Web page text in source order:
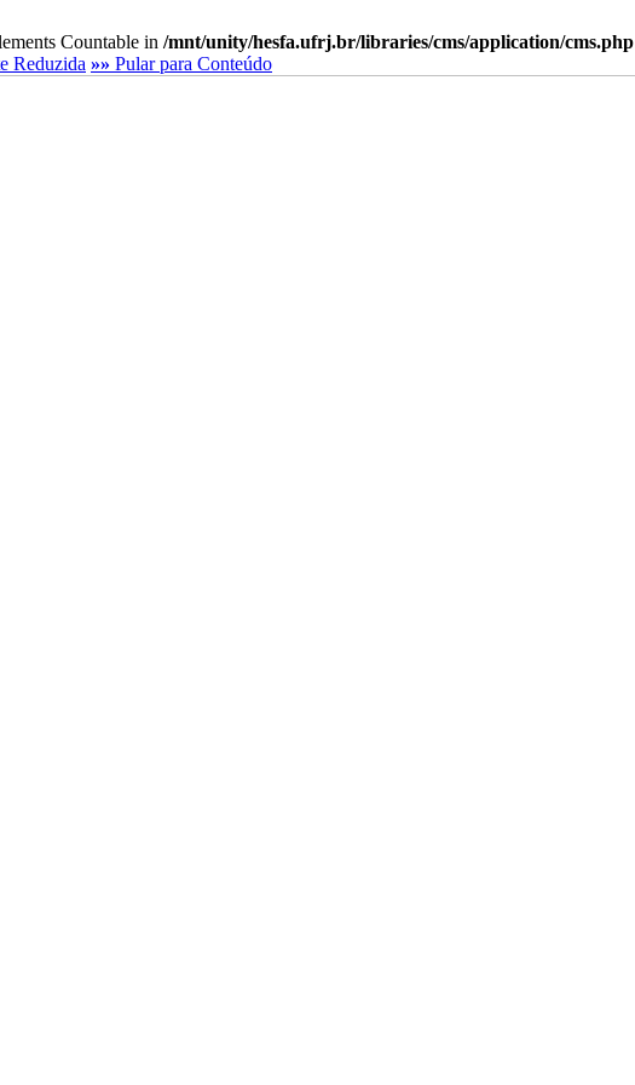
Countable in /mnt/unity/hesfa.ufrj.br/libraries/cms/application/cms.php
Reduzida »» Pular para Conteúdo